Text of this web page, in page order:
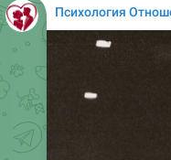
Психология